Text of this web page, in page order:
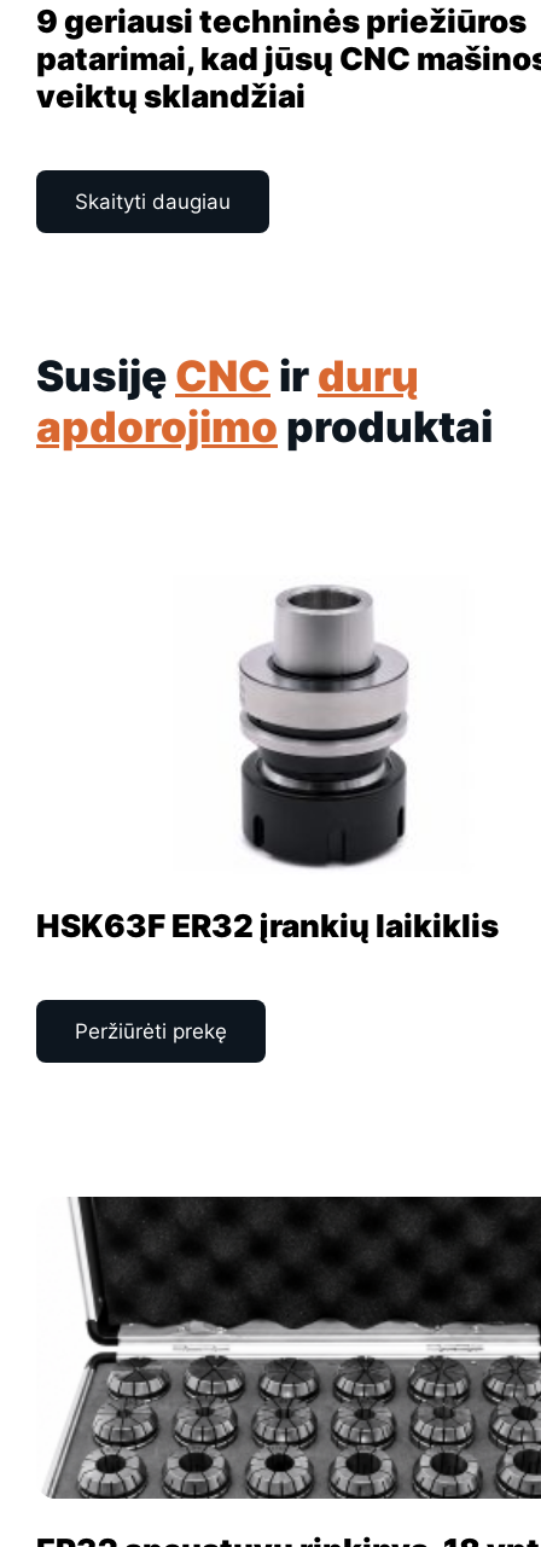
9 geriausi techninės priežiūros
patarimai, kad jūsų CNC
veiktų sklandžiai
Skaityti daugiau
SusijęCNC irdurų
apdorojimo produktai
HSK63F ER32 įrankių laikiklis
Peržiūrėti prekę